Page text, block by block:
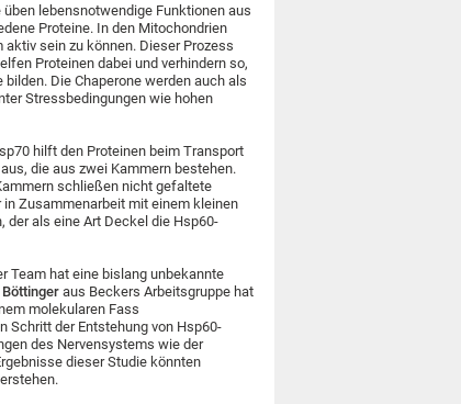
lebensnotwendige Funktionen aus
Proteine. In den Mitochondrien
sein zu können. Dieser Prozess
Proteinen dabei und verhindern so,
Die Chaperone werden auch als
Stressbedingungen wie hohen
hilft den Proteinen beim Transport
die aus zwei Kammern bestehen.
schließen nicht gefaltete
Zusammenarbeit mit einem kleinen
der als eine Art Deckel die Hsp60-
Team hat eine bislang unbekannte
Böttinger aus Beckers Arbeitsgruppe hat
molekularen Fass
Schritt der Entstehung von Hsp60-
des Nervensystems wie der
dieser Studie könnten